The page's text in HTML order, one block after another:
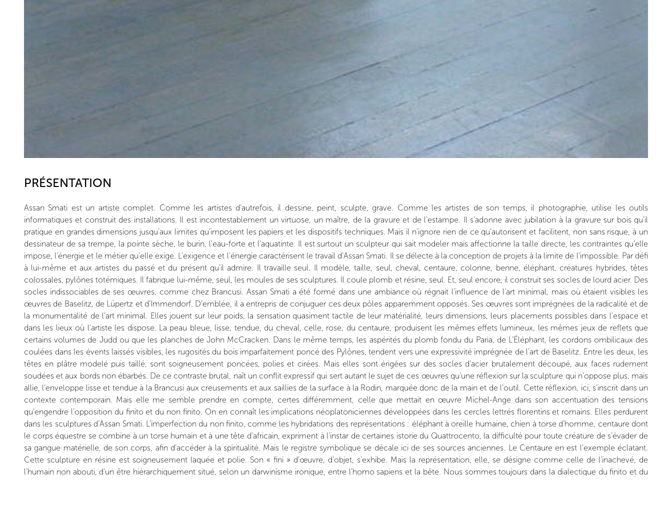
PRÉSENTATION
Assan Smati est un artiste complet. Comme les artistes d’autrefois, il dessine, peint, sculpte, grave. Comme les artistes de son temps, il photographie, utilise les outils
informatiques et construit des installations. Il est incontestablement un virtuose, un maître, de la gravure et de l’estampe. Il s’adonne avec jubilation à la gravure sur bois qu’il
pratique en grandes dimensions jusqu’aux limites qu’imposent les papiers et les dispositifs techniques. Mais il n’ignore rien de ce qu’autorisent et facilitent, non sans risque, à un
dessinateur de sa trempe, la pointe sèche, le burin, l’eau-forte et l’aquatinte. Il est surtout un sculpteur qui sait modeler mais affectionne la taille directe, les contraintes qu’elle
impose, l’énergie et le métier qu’elle exige. L’exigence et l’énergie caractérisent le travail d’Assan Smati. Il se délecte à la conception de projets à la limite de l’impossible. Par défi
à lui-même et aux artistes du passé et du présent qu’il admire. Il travaille seul. Il modèle, taille, seul, cheval, centaure, colonne, benne, éléphant, créatures hybrides, têtes
colossales, pylônes totémiques. Il fabrique lui-même, seul, les moules de ses sculptures. Il coule plomb et résine, seul. Et, seul encore, il construit ses socles de lourd acier. Des
socles indissociables de ses œuvres, comme chez Brancusi. Assan Smati a été formé dans une ambiance où régnait l’influence de l’art minimal, mais où étaient visibles les
œuvres de Baselitz, de Lüpertz et d’Immendorf. D’emblée, il a entrepris de conjuguer ces deux pôles apparemment opposés. Ses œuvres sont imprégnées de la radicalité et de
la monumentalité de l’art minimal. Elles jouent sur leur poids, la sensation quasiment tactile de leur matérialité, leurs dimensions, leurs placements possibles dans l’espace et
dans les lieux où l’artiste les dispose. La peau bleue, lisse, tendue, du cheval, celle, rose, du centaure, produisent les mêmes effets lumineux, les mêmes jeux de reflets que
certains volumes de Judd ou que les planches de John McCracken. Dans le même temps, les aspérités du plomb fondu du Paria, de L’Éléphant, les cordons ombilicaux des
coulées dans les évents laissés visibles, les rugosités du bois imparfaitement poncé des Pylônes, tendent vers une expressivité imprégnée de l’art de Baselitz. Entre les deux, les
têtes en plâtre modelé puis taillé, sont soigneusement poncées, polies et cirées. Mais elles sont érigées sur des socles d’acier brutalement découpé, aux faces rudement
soudées et aux bords non ébarbés. De ce contraste brutal, naît un conflit expressif qui sert autant le sujet de ces œuvres qu’une réflexion sur la sculpture qui n’oppose plus, mais
allie, l’enveloppe lisse et tendue à la Brancusi aux creusements et aux saillies de la surface à la Rodin, marquée donc de la main et de l’outil. Cette réflexion, ici, s’inscrit dans un
contexte contemporain. Mais elle me semble prendre en compte, certes différemment, celle que mettait en œuvre Michel-Ange dans son accentuation des tensions
qu’engendre l’opposition du finito et du non finito. On en connaît les implications néoplatoniciennes développées dans les cercles lettrés florentins et romains. Elles perdurent
dans les sculptures d’Assan Smati. L’imperfection du non finito, comme les hybridations des représentations : éléphant à oreille humaine, chien à torse d’homme, centaure dont
le corps équestre se combine à un torse humain et à une tête d’africain, expriment à l’instar de certaines istorie du Quattrocento, la difficulté pour toute créature de s’évader de
sa gangue matérielle, de son corps, afin d’accéder à la spiritualité. Mais le registre symbolique se décale ici de ses sources anciennes. Le Centaure en est l’exemple éclatant.
Cette sculpture en résine est soigneusement laquée et polie. Son « fini » d’œuvre, d’objet, s’exhibe. Mais la représentation, elle, se désigne comme celle de l’inachevé, de
l’humain non abouti, d’un être hiérarchiquement situé, selon un darwinisme ironique, entre l’homo sapiens et la bête. Nous sommes toujours dans la dialectique du finito et du